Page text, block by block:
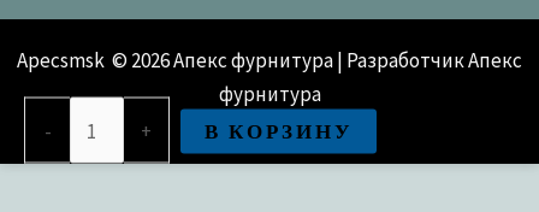
Apecsmsk © 2026 Апекс фурнитура | Разработчик Апекс
фурнитура
-
+ В КОРЗИНУ